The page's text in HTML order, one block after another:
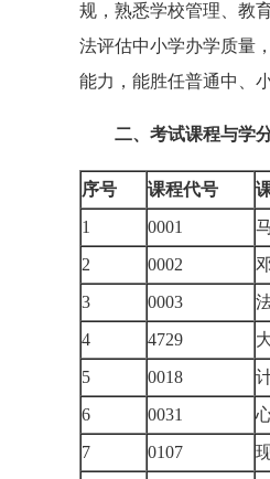
规，熟悉学校管理、教
法评估中小学办学质量
能力，能胜任普通中、
二、考试课程与学
序号 课程代号
1
0001
2
0002
3
0003
4
4729
5
0018
6
0031
7
0107